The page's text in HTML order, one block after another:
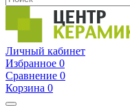
Личный кабинет
Избранное 0
Сравнение 0
Корзина 0